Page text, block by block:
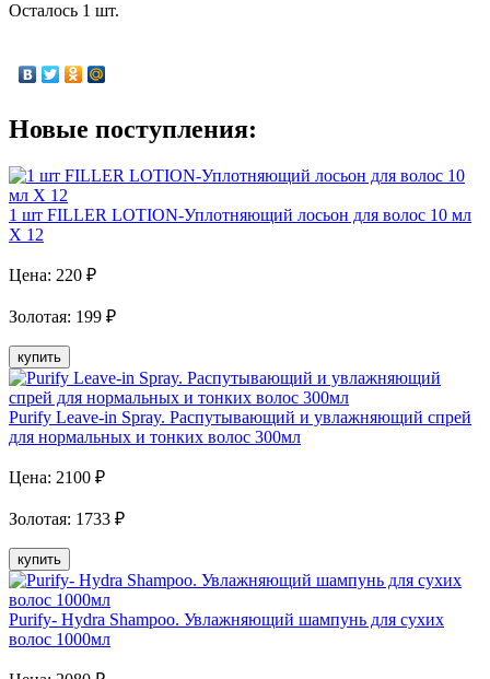
Осталось 1 шт.
Новые поступления:
1 шт FILLER LOTION-Уплотняющий лосьон для волос 10 мл
X 12
Цена: 220 ₽
Золотая: 199 ₽
купить
Purify Leave-in Spray. Распутывающий и увлажняющий спрей
для нормальных и тонких волос 300мл
Цена: 2100 ₽
Золотая: 1733 ₽
купить
Purify- Hydra Shampoo. Увлажняющий шампунь для сухих
волос 1000мл